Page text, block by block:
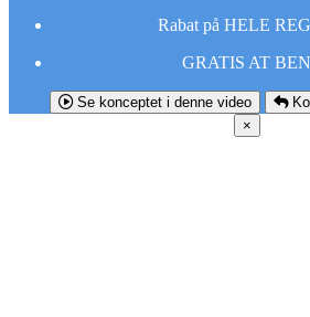
Rabat på HELE
GRATIS AT
Se konceptet i denne video
×